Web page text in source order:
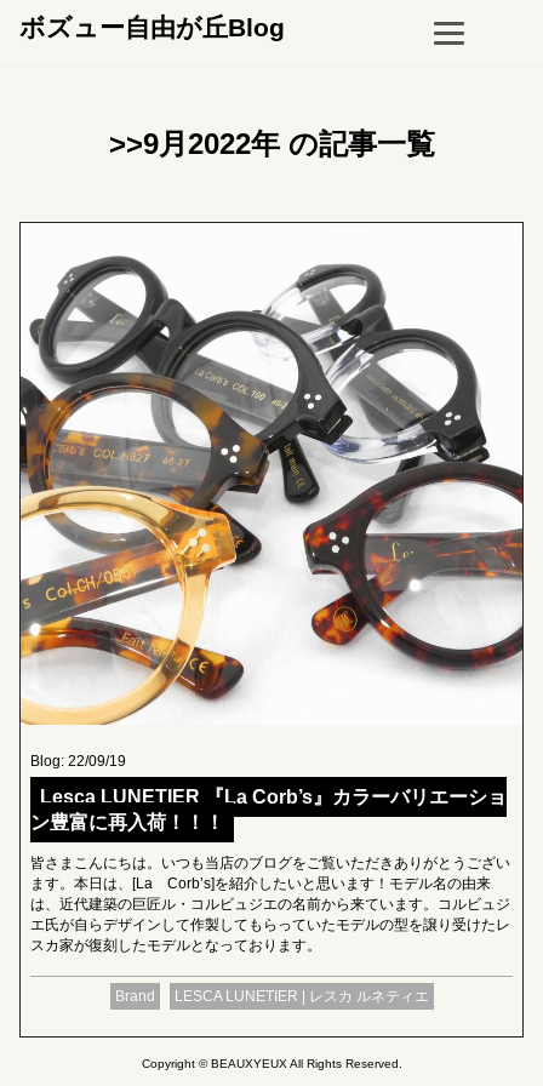
ボズュー自由が丘Blog
>>9月2022年 の記事一覧
Blog: 22/09/19
Lesca LUNETIER 『La Corb’s』カラーバリエーショ
ン豊富に再入荷！！！
皆さまこんにちは。いつも当店のブログをご覧いただきありがとうござい
ます。本日は、[La Corb’s]を紹介したいと思います！モデル名の由来
は、近代建築の巨匠ル・コルビュジエの名前から来ています。コルビュジ
エ氏が自らデザインして作製してもらっていたモデルの型を譲り受けたレ
スカ家が復刻したモデルとなっております。
Brand LESCA LUNETIER | レスカ ルネティエ
Copyright © BEAUXYEUX All Rights Reserved.